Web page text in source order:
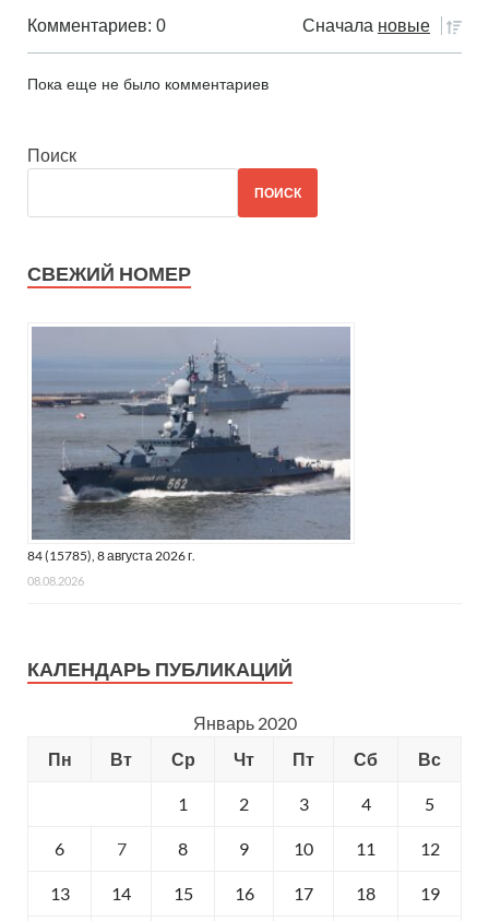
Комментариев: 0 Сначала новые
Пока еще не было комментариев
Поиск
ПОИСК
СВЕЖИЙ НОМЕР
84 (15785), 8 августа 2026 г.
08.08.2026
КАЛЕНДАРЬ ПУБЛИКАЦИЙ
Январь 2020
Пн
Вт Ср Чт Пт Сб Вс
1 2 3 4 5
6 7 8 9 10 11 12
13 14 15 16 17 18 19